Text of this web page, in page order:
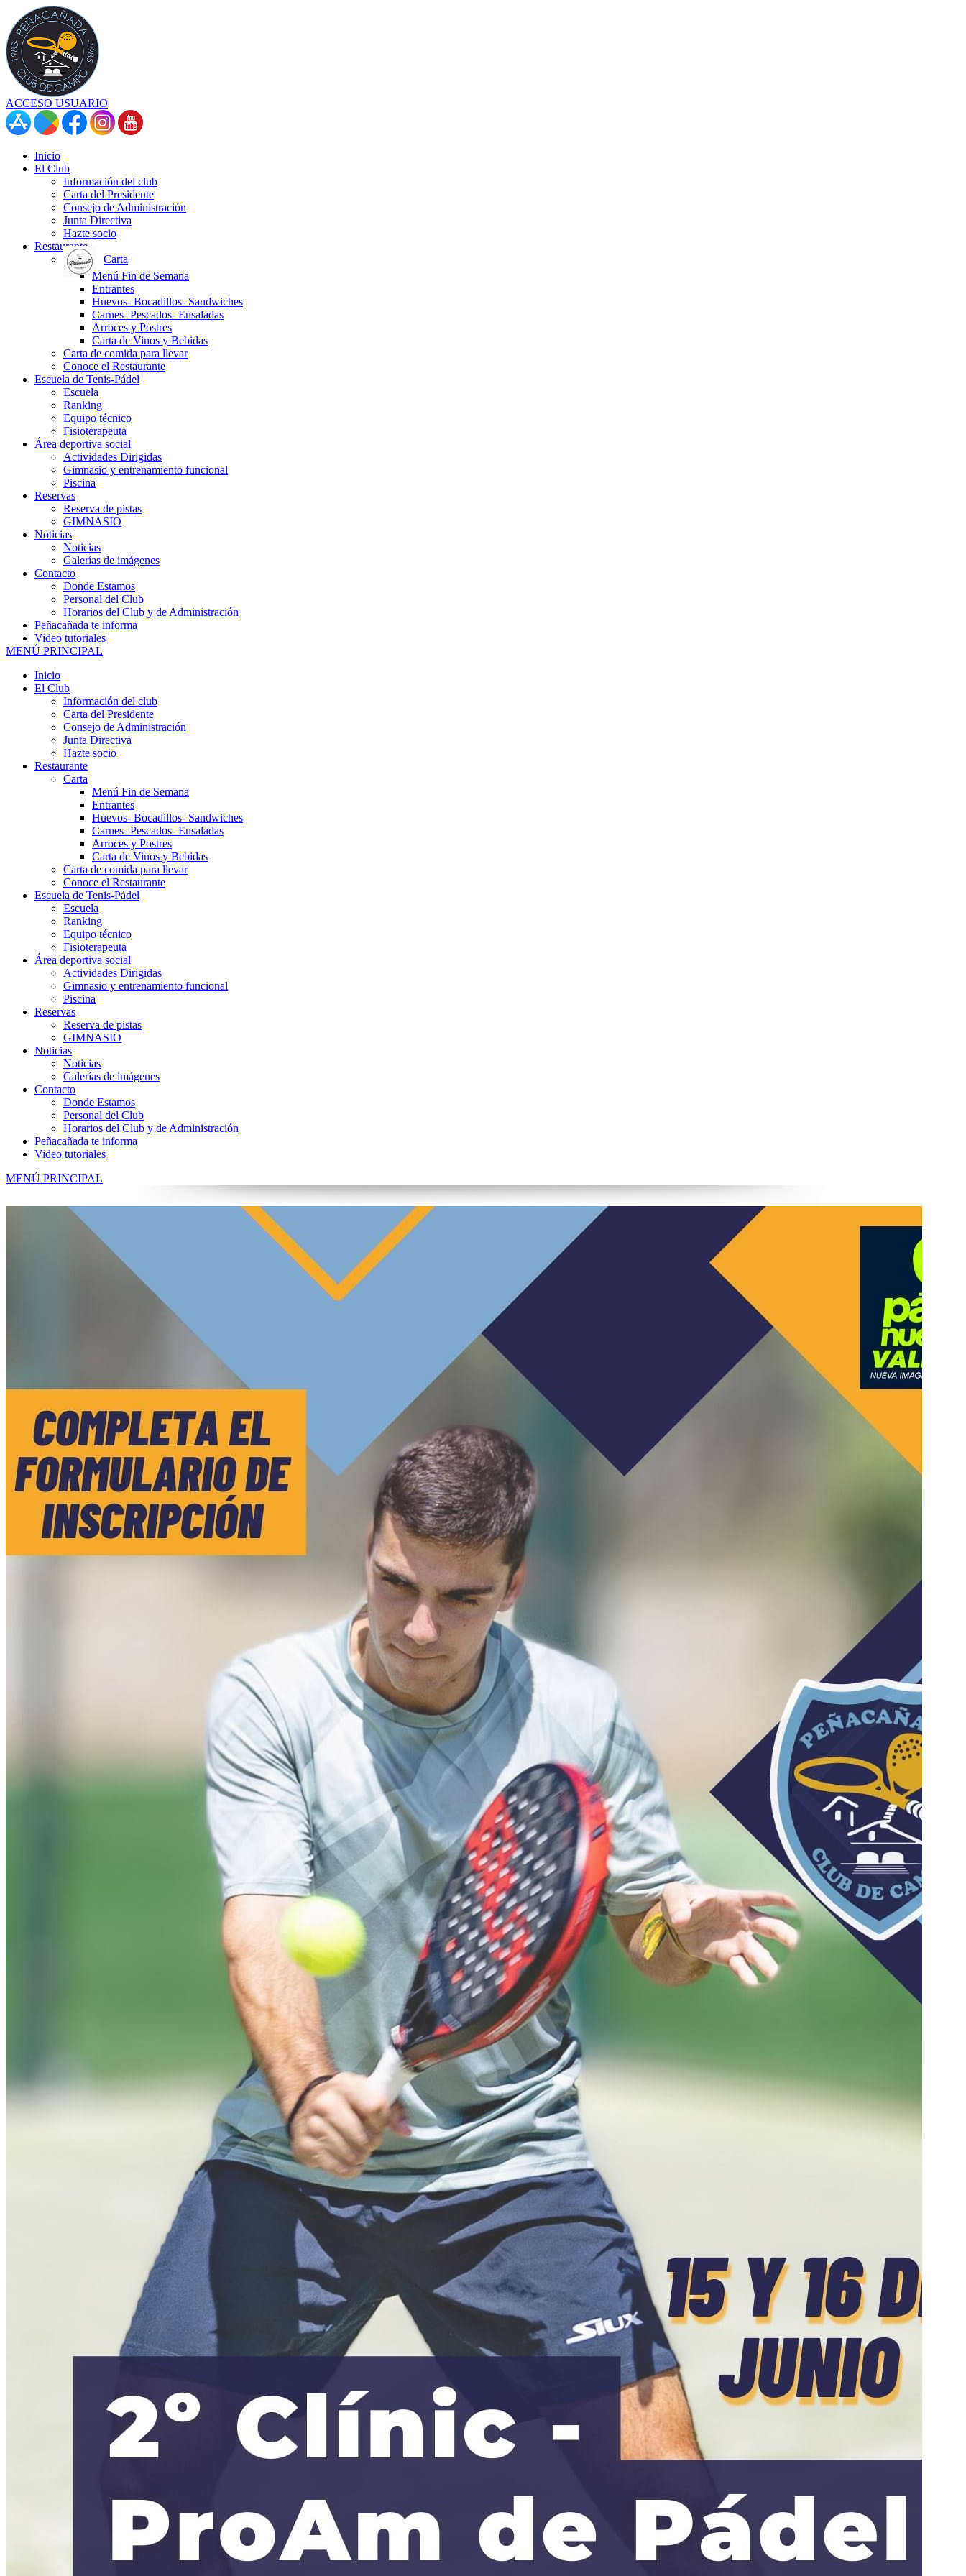
ACCESO USUARIO
Inicio
El Club
Información del club
Carta del Presidente
Consejo de Administración
Junta Directiva
Hazte socio
Restaurante
Carta
Menú Fin de Semana
Entrantes
Huevos- Bocadillos- Sandwiches
Carnes- Pescados- Ensaladas
Arroces y Postres
Carta de Vinos y Bebidas
Carta de comida para llevar
Conoce el Restaurante
Escuela de Tenis-Pádel
Escuela
Ranking
Equipo técnico
Fisioterapeuta
Área deportiva social
Actividades Dirigidas
Gimnasio y entrenamiento funcional
Piscina
Reservas
Reserva de pistas
GIMNASIO
Noticias
Noticias
Galerías de imágenes
Contacto
Donde Estamos
Personal del Club
Horarios del Club y de Administración
Peñacañada te informa
Video tutoriales
MENÚ PRINCIPAL
Inicio
El Club
Información del club
Carta del Presidente
Consejo de Administración
Junta Directiva
Hazte socio
Restaurante
Carta
Menú Fin de Semana
Entrantes
Huevos- Bocadillos- Sandwiches
Carnes- Pescados- Ensaladas
Arroces y Postres
Carta de Vinos y Bebidas
Carta de comida para llevar
Conoce el Restaurante
Escuela de Tenis-Pádel
Escuela
Ranking
Equipo técnico
Fisioterapeuta
Área deportiva social
Actividades Dirigidas
Gimnasio y entrenamiento funcional
Piscina
Reservas
Reserva de pistas
GIMNASIO
Noticias
Noticias
Galerías de imágenes
Contacto
Donde Estamos
Personal del Club
Horarios del Club y de Administración
Peñacañada te informa
Video tutoriales
MENÚ PRINCIPAL